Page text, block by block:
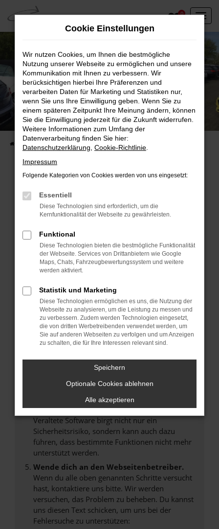
Zum
Hauptinhalt
springen
0
Unser Fahrzeugbestand vor Ort
Entdecken Sie unsere sofort verfügbaren
Fahrzeugangebote
Fehler: Network Error
Beim Laden ist ein Fehler aufgetreten.
Hier sind ein paar Tipps, die dir helfen können:
Überprüfe deine Firewall und deine
Internetverbindung.
Laden andere Webseiten, zum Beispiel deine
Suchmaschine?
Manche Erweiterungen, wie Werbeblocker,
können das Laden bestimmter Seiten
verhindern. Funktioniert die Seite in einem
anderen Browser oder in einem privaten
Fenster?
Das kann manchmal helfen, vorübergehende
Probleme zu beheben.
Stelle sicher, dass dein Browser und dein
Betriebssystem auf dem neuesten Stand
sind.
Veraltete Software birgt nicht nur ein
Sicherheitsrisiko, sondern kann auch dazu
führen, dass bestimmte Funktionen nicht mehr
unterstützt werden.
Wende dich an den Webseitenbetreiber.
Wenn du alle oben genannten Schritte versucht
hast, kontaktiere uns bitte. Wir werden
versuchen, das Problem zu beheben. Du kannst
uns diesen Text schicken, um uns bei der
Fehlersuche zu unterstützen:
Cookie Einstellungen
Wir nutzen Cookies, um Ihnen die bestmögliche
Nutzung unserer Webseite zu ermöglichen und unsere
Kommunikation mit Ihnen zu verbessern. Wir
berücksichtigen hierbei Ihre Präferenzen und
verarbeiten Daten für Marketing und Statistiken nur,
wenn Sie uns Ihre Einwilligung geben. Wenn Sie zu
einem späteren Zeitpunkt Ihre Meinung ändern, können
Sie die Einwilligung jederzeit für die Zukunft widerrufen.
Weitere Informationen zum Umfang der
Datenverarbeitung finden Sie hier:
Datenschutzerklärung Cookie-Richtlinie
Impressum
Folgende Kategorien von Cookies werden von uns eingesetzt:
Essentiell
Diese Technologien sind erforderlich, um die
Kernfunktionalität der Webseite zu gewährleisten.
Funktional
Diese Technologien bieten die bestmögliche Funktionalität
der Webseite. Services von Drittanbietern wie Google
Maps, Chats, Fahrzeugbewertungssystem und weitere
werden aktiviert.
Statistik und Marketing
Diese Technologien ermöglichen es uns, die Nutzung der
Webseite zu analysieren, um die Leistung zu messen und
zu verbessern. Zudem werden Technologien eingesetzt,
die von dritten Werbetreibenden verwendet werden, um
Sie auf anderen Webseiten zu verfolgen und um Anzeigen
zu schalten, die für Ihre Interessen relevant sind.
Speichern
Optionale Cookies ablehnen
Alle akzeptieren